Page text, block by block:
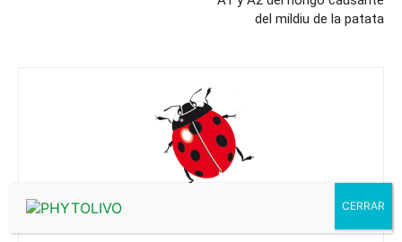
del mildiu de la patata